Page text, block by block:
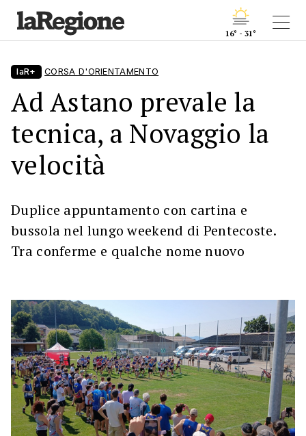
16° - 31°
laR+ CORSA D'ORIENTAMENTO
Ad Astano prevale la
tecnica, a Novaggio la
velocità
Duplice appuntamento con cartina e
bussola nel lungo weekend di Pentecoste.
Tra conferme e qualche nome nuovo